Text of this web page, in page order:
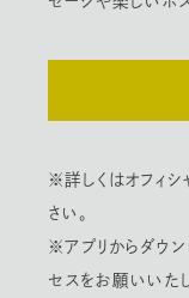
※詳しくはオフィ
さい。
※アプリからダウン
セスをお願いいた